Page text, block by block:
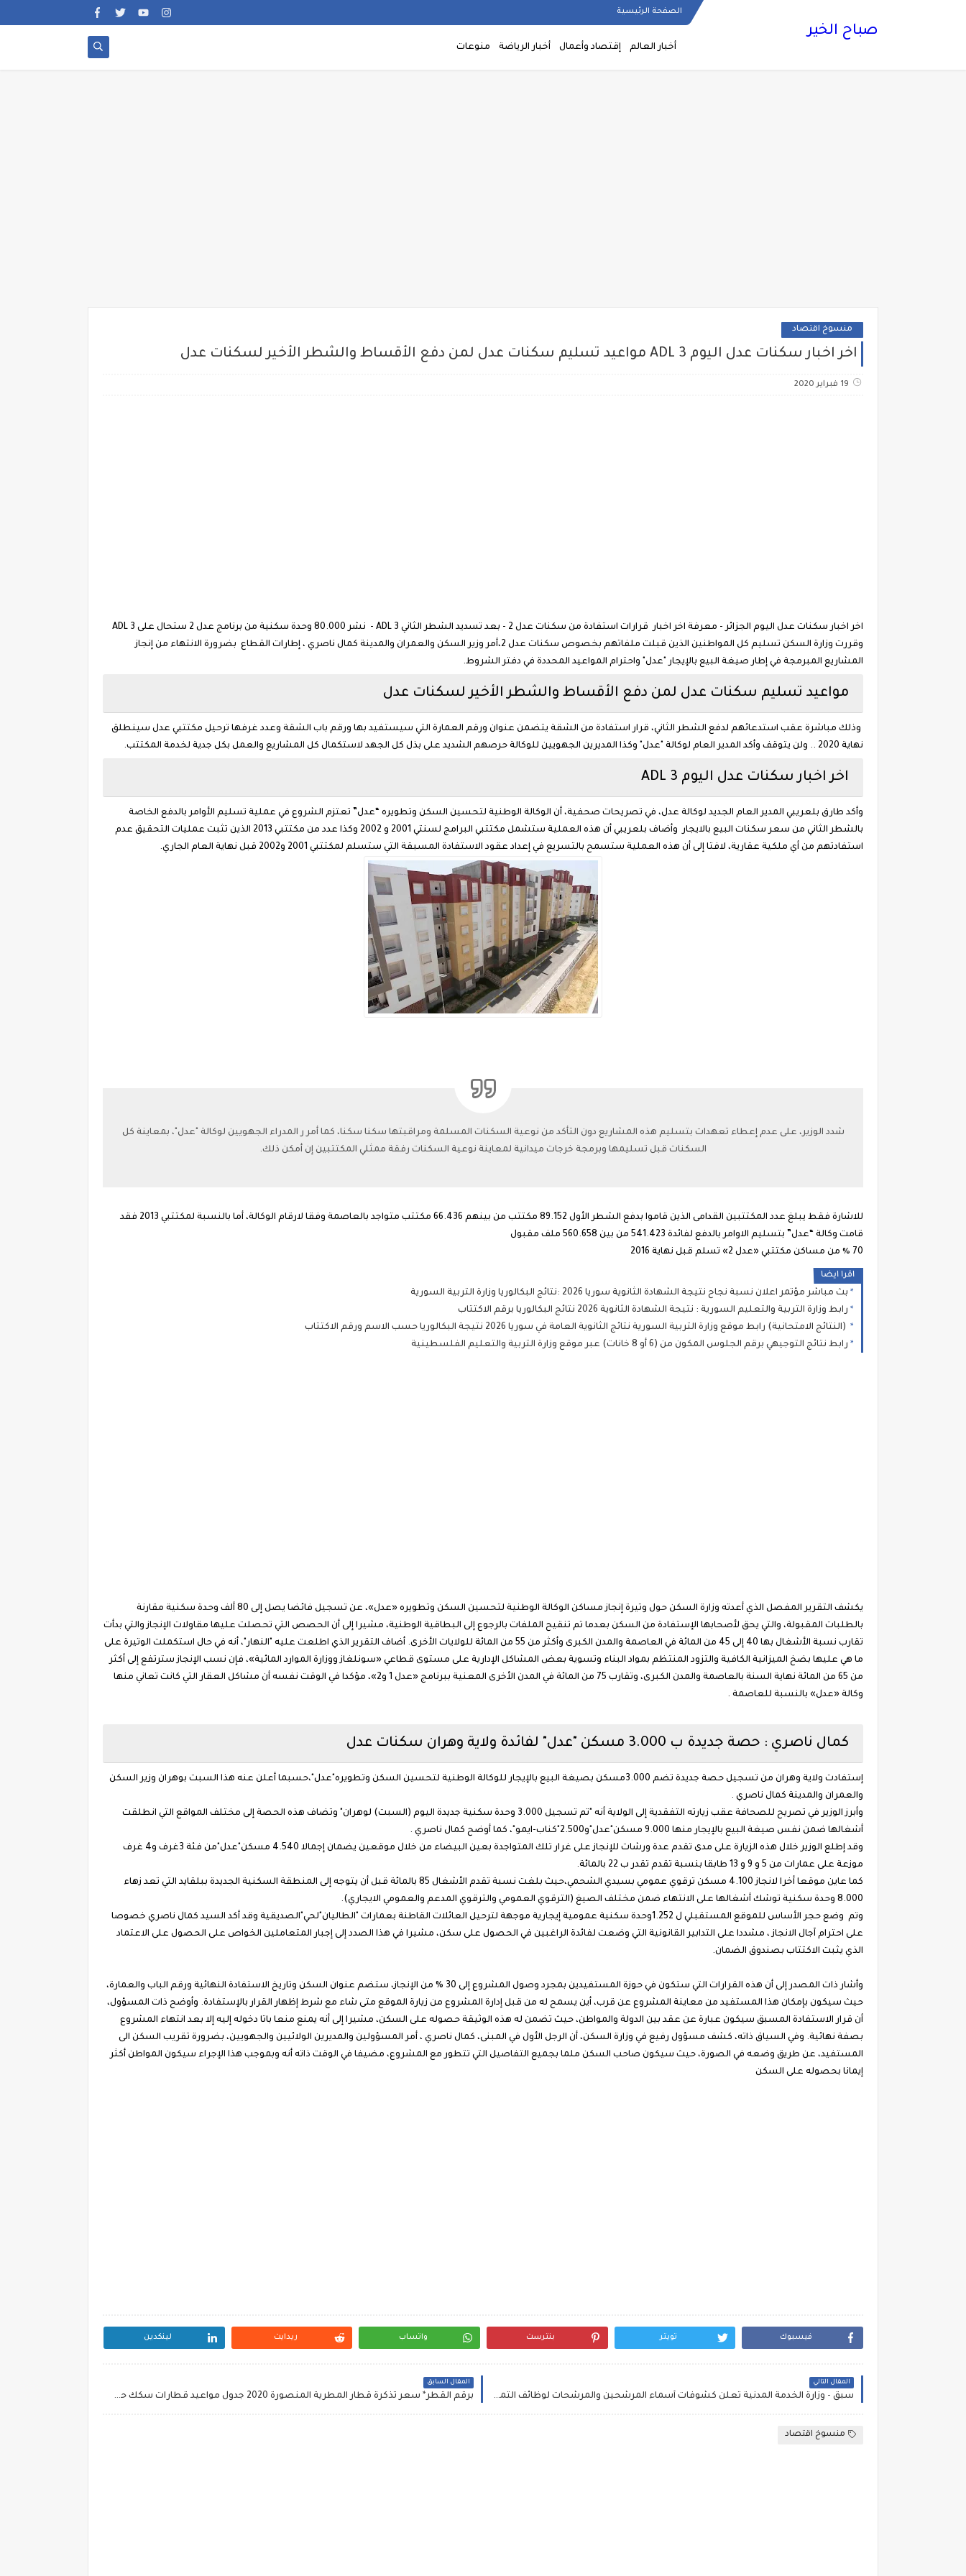
الصفحة الرئيسية
صباح الخير
أخبار العالم إقتصاد وأعمال أخبار الرياضة منوعات
منسوخ اقتصاد
اخر اخبار سكنات عدل اليوم ADL 3 مواعيد تسليم سكنات عدل لمن دفع الأقساط والشطر الأخير لسكنات عدل
19 فبراير 2020
اخر اخبار سكنات عدل اليوم الجزائر - معرفة اخر اخبار قرارات استفادة من سكنات عدل 2 - بعد تسديد الشطر الثاني ADL 3 - نشر 80.000 وحدة سكنية من برنامج عدل 2 ستحال على ADL 3
وقررت وزارة السكن تسليم كل المواطنين الذين قبلت ملفاتهم بخصوص سكنات عدل 2،أمر وزير السكن والعمران والمدينة كمال ناصري ، إطارات القطاع بضرورة الانتهاء من إنجاز
المشاريع المبرمجة في إطار صيغة البيع بالإيجار "عدل" واحترام المواعيد المحددة في دفتر الشروط.
مواعيد تسليم سكنات عدل لمن دفع الأقساط والشطر الأخير لسكنات عدل
وذلك مباشرة عقب استدعائهم لدفع الشطر الثاني، قرار استفادة من الشقة يتضمن عنوان ورقم العمارة التي سيستفيد بها ورقم باب الشقة وعدد غرفها ترحيل مكتتبي عدل سينطلق
نهاية 2020 .. ولن يتوقف وأكد المدير العام لوكالة "عدل" وكذا المديرين الجهويين للوكالة حرصهم الشديد على بذل كل الجهد لاستكمال كل المشاريع والعمل بكل جدية لخدمة المكتتب.
اخر اخبار سكنات عدل اليوم ADL 3
وأكد طارق بلعريبي المدير العام الجديد لوكالة عدل، في تصريحات صحفية، أن الوكالة الوطنية لتحسين السكن وتطويره “عدل” تعتزم الشروع في عملية تسليم الأوامر بالدفع الخاصة
بالشطر الثاني من سعر سكنات البيع بالايجار وأضاف بلعريبي أن هذه العملية ستشمل مكتتبي البرامج لسنتي 2001 و 2002 وكذا عدد من مكتتبي 2013 الذين تثبت عمليات التحقيق عدم
استفادتهم من أي ملكية عقارية، لافتا إلى أن هذه العملية ستسمح بالتسريع في إعداد عقود الاستفادة المسبقة التي ستسلم لمكتتبي 2001 و2002 قبل نهاية العام الجاري.
شدد الوزير، على عدم إعطاء تعهدات بتسليم هذه المشاريع دون التأكد من نوعية السكنات المسلمة ومراقبتها سكنا سكنا، كما أمر ر المدراء الجهويين لوكالة "عدل"، بمعاينة كل
السكنات قبل تسليمها وبرمجة خرجات ميدانية لمعاينة نوعية السكنات رفقة ممثلي المكتتبين إن أمكن ذلك.
للاشارة فقط يبلغ عدد المكتتبين القدامى الذين قاموا بدفع الشطر الأول 89.152 مكتتب من بينهم 66.436 مكتتب متواجد بالعاصمة وفقا لارقام الوكالة، أما بالنسبة لمكتتبي 2013 فقد
قامت وكالة “عدل” بتسليم الاوامر بالدفع لفائدة 541.423 من بين 560.658 ملف مقبول
70 ٪ من مساكن مكتتبي «عدل 2» تسلم قبل نهاية 2016
اقرا ايضا
بث مباشر مؤتمر اعلان نسبة نجاح نتيجة الشهادة الثانوية سوريا 2026 :نتائج البكالوريا وزارة التربية السورية
رابط وزارة التربية والتعليم السورية : نتيجة الشهادة الثانوية 2026 نتائج البكالوريا برقم الاكتتاب
(النتائج الامتحانية) رابط موقع وزارة التربية السورية نتائج الثانوية العامة في سوريا 2026 نتيجة البكالوريا حسب الاسم ورقم الاكتتاب
رابط نتائج التوجيهي برقم الجلوس المكون من (6 أو 8 خانات) عبر موقع وزارة التربية والتعليم الفلسطينية
يكشف التقرير المفصل الذي أعدته وزارة السكن حول وتيرة إنجاز مساكن الوكالة الوطنية لتحسين السكن وتطويره «عدل»، عن تسجيل فائضا يصل إلى 80 ألف وحدة سكنية مقارنة
بالطلبات المقبولة، والتي يحق لأصحابها الإستفادة من السكن بعدما تم تنقيح الملفات بالرجوع إلى البطاقية الوطنية، مشيرا إلى أن الحصص التي تحصلت عليها مقاولات الإنجاز والتي بدأت
تقارب نسبة الأشغال بها 40 إلى 45 من المائة في العاصمة والمدن الكبرى وأكثر من 55 من المائة للولايات الأخرى. أضاف التقرير الذي اطلعت عليه "النهار"، أنه في حال استكملت الوتيرة على
ما هي عليها بضخ الميزانية الكافية والتزود المنتظم بمواد البناء وتسوية بعض المشاكل الإدارية على مستوى قطاعي «سونلغاز ووزارة الموارد المائية»، فإن نسب الإنجاز سترتفع إلى أكثر
من 65 من المائة نهاية السنة بالعاصمة والمدن الكبرى، وتقارب 75 من المائة في المدن الأخرى المعنية ببرنامج «عدل 1 و2»، مؤكدا في الوقت نفسه أن مشاكل العقار التي كانت تعاني منها
وكالة «عدل» بالنسبة للعاصمة .
كمال ناصري : حصة جديدة ب 3.000 مسكن "عدل" لفائدة ولاية وهران سكنات عدل
إستفادت ولاية وهران من تسجيل حصة جديدة تضم 3.000مسكن بصيغة البيع بالإيجار للوكالة الوطنية لتحسين السكن وتطويره"عدل"،حسبما أعلن عنه هذا السبت بوهران وزير السكن
والعمران والمدينة كمال ناصري .
وأبرز الوزير في تصريح للصحافة عقب زيارته التفقدية إلى الولاية أنه "تم تسجيل 3.000 وحدة سكنية جديدة اليوم (السبت) لوهران" وتضاف هذه الحصة إلى مختلف المواقع التي انطلقت
أشغالها ضمن نفس صيغة البيع بالإيجار منها 9.000 مسكن"عدل"و2.500"كناب-ايمو"، كما أوضح كمال ناصري .
وقد إطلع الوزير خلال هذه الزيارة على مدى تقدم عدة ورشات للإنجاز على غرار تلك المتواجدة بعين البيضاء من خلال موقعين يضمان إجمالا 4.540 مسكن"عدل"من فئة 3غرف و4 غرف
موزعة على عمارات من 5 و 9 و 13 طابقا بنسبة تقدم تقدر ب 22 بالمائة.
كما عاين موقعا أخرا لانجاز 4.100 مسكن ترقوي عمومي بسيدي الشحمي،حيث بلغت نسبة تقدم الأشغال 85 بالمائة قبل أن يتوجه إلى المنطقة السكنية الجديدة ببلقايد التي تعد زهاء
8.000 وحدة سكنية توشك أشغالها على الانتهاء ضمن مختلف الصيغ (الترقوي العمومي والترقوي المدعم والعمومي الايجاري).
وتم وضع حجر الأساس للموقع المستقبلي ل 1.252وحدة سكنية عمومية إيجارية موجهة لترحيل العائلات القاطنة بعمارات "الطاليان"لحي"الصديقية وقد أكد السيد كمال ناصري خصوصا
على احترام آجال الانجاز ، مشددا على التدابير القانونية التي وضعت لفائدة الراغبين في الحصول على سكن، مشيرا في هذا الصدد إلى إجبار المتعاملين الخواص على الحصول على الاعتماد
الذي يثبت الاكتتاب بصندوق الضمان.
وأشار ذات المصدر إلى أن هذه القرارات التي ستكون في حوزة المستفيدين بمجرد وصول المشروع إلى 30 % من الإنجاز، ستضم عنوان السكن وتاريخ الاستفادة النهائية ورقم الباب والعمارة،
حيث سيكون بإمكان هذا المستفيد من معاينة المشروع عن قرب، أين يسمح له من قبل إدارة المشروع من زيارة الموقع متى شاء مع شرط إظهار القرار بالإستفادة. وأوضح ذات المسؤول،
أن قرار الاستفادة المسبق سيكون عبارة عن عقد بين الدولة والمواطن، حيث تضمن له هذه الوثيقة حصوله على السكن، مشيرا إلى أنه يمنع منعا باتا دخوله إليه إلا بعد انتهاء المشروع
بصفة نهائية. وفي السياق ذاته، كشف مسؤول رفيع في وزارة السكن، أن الرجل الأول في المبنى، كمال ناصري ، أمر المسؤولين والمديرين الولائيين والجهويين، بضرورة تقريب السكن الى
المستفيد، عن طريق وضعه في الصورة، حيث سيكون صاحب السكن ملما بجميع التفاصيل التي تتطور مع المشروع، مضيفا في الوقت ذاته أنه وبموجب هذا الإجراء سيكون المواطن أكثر
إيمانا بحصوله على السكن
فيسبوك تويتر بنترست واتساب ريدايت لينكدين
المقال التالي
سبق - وزارة الخدمة المدنية تعلن كشوفات أسماء المرشحين والمرشحات لوظائف التمريض .. المرشحات للمطابقة النهائية في الخدمة موعد إجراء المقابلات الشخصية
المقال السابق
برقم القطر* سعر تذكرة قطار المطرية المنصورة 2020 جدول مواعيد قطارات سكك حديد مصر 2020 اسعار تذاكر القطارات الجديدة بعد الزيادة
منسوخ اقتصاد